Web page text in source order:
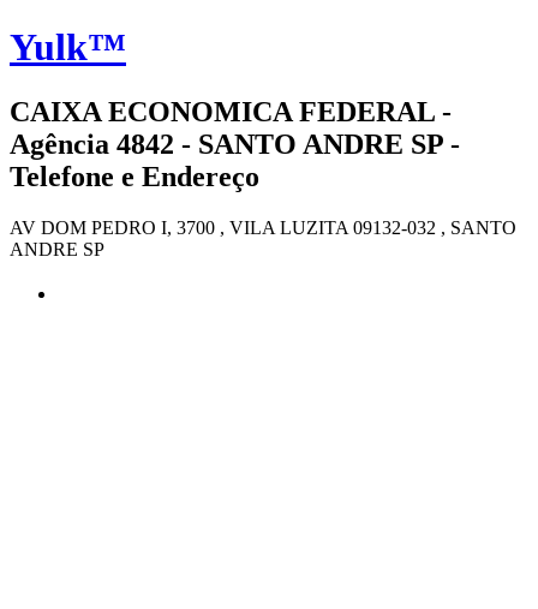
Yulk™
CAIXA ECONOMICA FEDERAL -
Agência 4842 - SANTO ANDRE SP -
Telefone e Endereço
AV DOM PEDRO I, 3700 , VILA LUZITA 09132-032 , SANTO
ANDRE SP